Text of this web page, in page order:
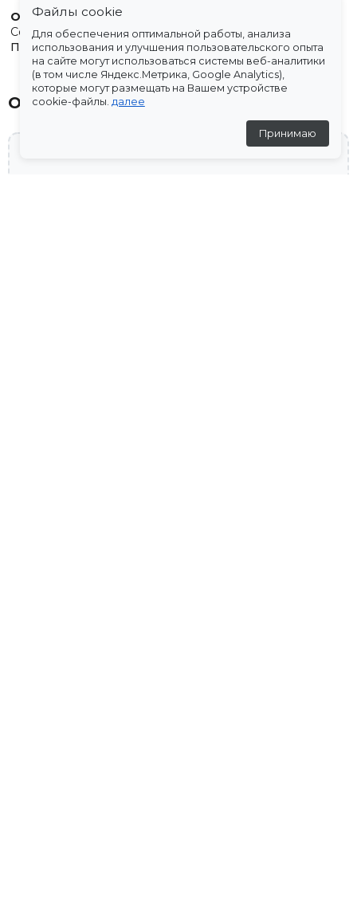
Остались вопросы?
Создали для вас подборку часто задаваемых вопросов.
Переходи по ссылке.
Отзывы
Файлы cookie
Для обеспечения оптимальной работы, анализа
использования и улучшения пользовательского опыта
на сайте могут использоваться системы веб-аналитики
(в том числе Яндекс.Метрика, Google Analytics),
которые могут размещать на Вашем устройстве
cookie-файлы. далее
Принимаю